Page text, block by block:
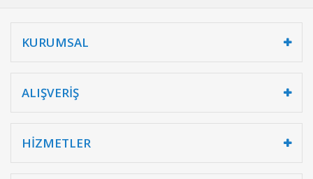
KURUMSAL
ALIŞVERİŞ
HİZMETLER